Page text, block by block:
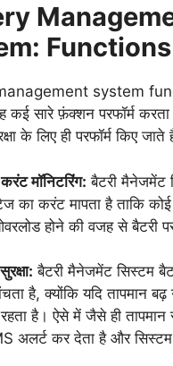
Functions
system
कई सारे फ़ंक्शन परफॉर्म
के लिए ही परफॉर्म किए
मॉनिटरिंग: बैटरी मैनेजमेंट
का करंट मापता है ताकि
होने की वजह से बैटरी
बैटरी मैनेजमेंट सिस्टम
है, क्योंकि यदि तापमान
है। ऐसे में जैसे ही तापमान
अलर्ट कर देता है और